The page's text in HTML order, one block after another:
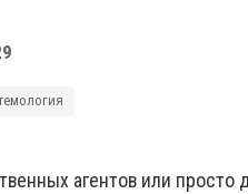
агентов или просто